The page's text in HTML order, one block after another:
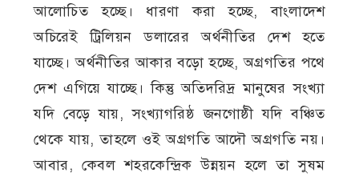
আলোচিত হচ্ছে। ধারণা করা হচ্ছে, বাংলাদেশ
অচিরেই ট্রিলিয়ন ডলারের অর্থনীতির দেশ হতে
যাচ্ছে। অর্থনীতির আকার বড়ো হচ্ছে, অগ্রগতির পথে
দেশ এগিয়ে যাচ্ছে। কিন্তু অতিদরিদ্র মানুষের সংখ্যা
যদি বেড়ে যায়, সংখ্যাগরিষ্ঠ জনগোষ্ঠী যদি বঞ্চিত
থেকে যায়, তাহলে ওই অগ্রগতি আদৌ অগ্রগতি নয়।
আবার, কেবল শহরকেন্দ্রিক উন্নয়ন হলে তা সুষম